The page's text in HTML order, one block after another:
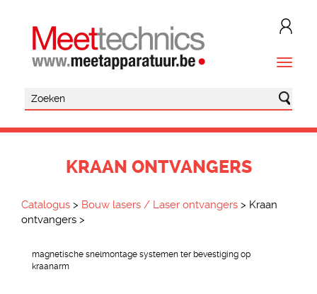
KRAAN ONTVANGERS
Catalogus > Bouw lasers / Laser ontvangers > Kraan
ontvangers >
magnetische snelmontage systemen ter bevestiging op
kraanarm